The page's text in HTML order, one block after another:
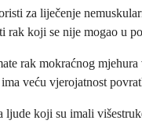
za liječenje
rak koji se nije mogao u
rak mokraćnog
veću vjerojatnost
koji su imali